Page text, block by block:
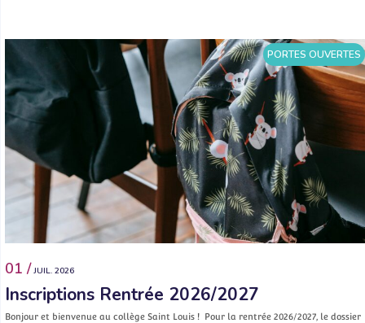
PORTES OUVERTES
01 / JUIL. 2026
Inscriptions Rentrée 2026/2027
Bonjour et bienvenue au collège Saint Louis ! Pour la rentrée 2026/2027, le dossier